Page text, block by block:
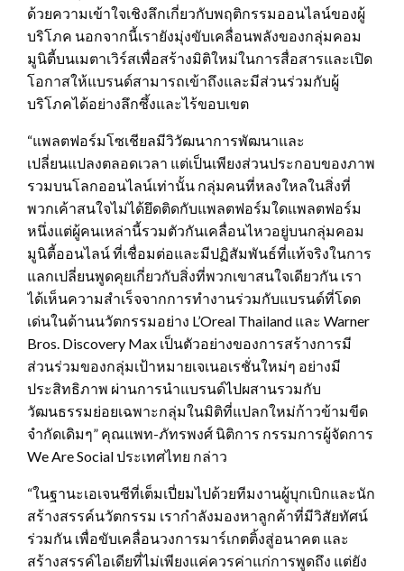
ด้วยความเข้าใจเชิงลึกเกี่ยวกับพฤติกรรมออนไลน์ของผู้
บริโภค นอกจากนี้เรายังมุ่งขับเคลื่อนพลังของกลุ่มคอม
มูนิตี้บนเมตาเวิร์สเพื่อสร้างมิติใหม่ในการสื่อสารและเปิด
โอกาสให้แบรนด์สามารถเข้าถึงและมีส่วนร่วมกับผู้
บริโภคได้อย่างลึกซึ้งและไร้ขอบเขต
“แพลตฟอร์มโซเชียลมีวิวัฒนาการพัฒนาและ
เปลี่ยนแปลงตลอดเวลา แต่เป็นเพียงส่วนประกอบของภาพ
รวมบนโลกออนไลน์เท่านั้น กลุ่มคนที่หลงใหลในสิ่งที่
พวกเค้าสนใจไม่ได้ยึดติดกับแพลตฟอร์มใดแพลตฟอร์ม
หนึ่งแต่ผู้คนเหล่านี้รวมตัวกันเคลื่อนไหวอยู่บนกลุ่มคอม
มูนิตี้ออนไลน์ ที่เชื่อมต่อและมีปฏิสัมพันธ์ที่แท้จริงในการ
แลกเปลี่ยนพูดคุยเกี่ยวกับสิ่งที่พวกเขาสนใจเดียวกัน เรา
ได้เห็นความสำเร็จจากการทำงานร่วมกับแบรนด์ที่โดด
เด่นในด้านนวัตกรรมอย่าง L’Oreal Thailand และ Warner
Bros. Discovery Max เป็นตัวอย่างของการสร้างการมี
ส่วนร่วมของกลุ่มเป้าหมายเจเนอเรชั่นใหม่ๆ อย่างมี
ประสิทธิภาพ ผ่านการนำแบรนด์ไปผสานรวมกับ
วัฒนธรรมย่อยเฉพาะกลุ่มในมิติที่แปลกใหม่ก้าวข้ามขีด
จำกัดเดิมๆ” คุณแพท-ภัทรพงศ์ นิติการ กรรมการผู้จัดการ
We Are Social ประเทศไทย กล่าว
“ในฐานะเอเจนซีที่เต็มเปี่ยมไปด้วยทีมงานผู้บุกเบิกและนัก
สร้างสรรค์นวัตกรรม เรากำลังมองหาลูกค้าที่มีวิสัยทัศน์
ร่วมกัน เพื่อขับเคลื่อนวงการมาร์เกตติ้งสู่อนาคต และ
สร้างสรรค์ไอเดียที่ไม่เพียงแค่ควรค่าแก่การพูดถึง แต่ยัง